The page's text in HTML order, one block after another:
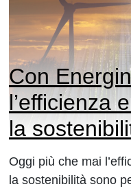
Con
l’efficienza
la
Oggi più che mai
la sostenibilità sono